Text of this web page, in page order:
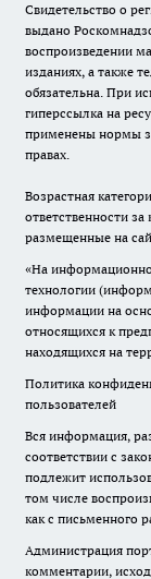
Свидетельство о
выдано
воспроизведении
изданиях, а также
обязательна. При
гиперссылка на
применены нормы
правах.
Возрастная
ответственности
размещенные на
«На
технологии
информации на
относящихся к
находящихся на
Политика
пользователей
Вся информация,
соответствии с
подлежит
том числе
как с письменного
Администрация
комментарии,